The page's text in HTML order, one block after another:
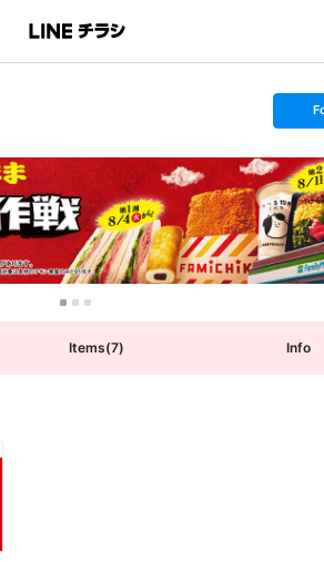
s
t
o
l
l
o
w
Items(7) Info